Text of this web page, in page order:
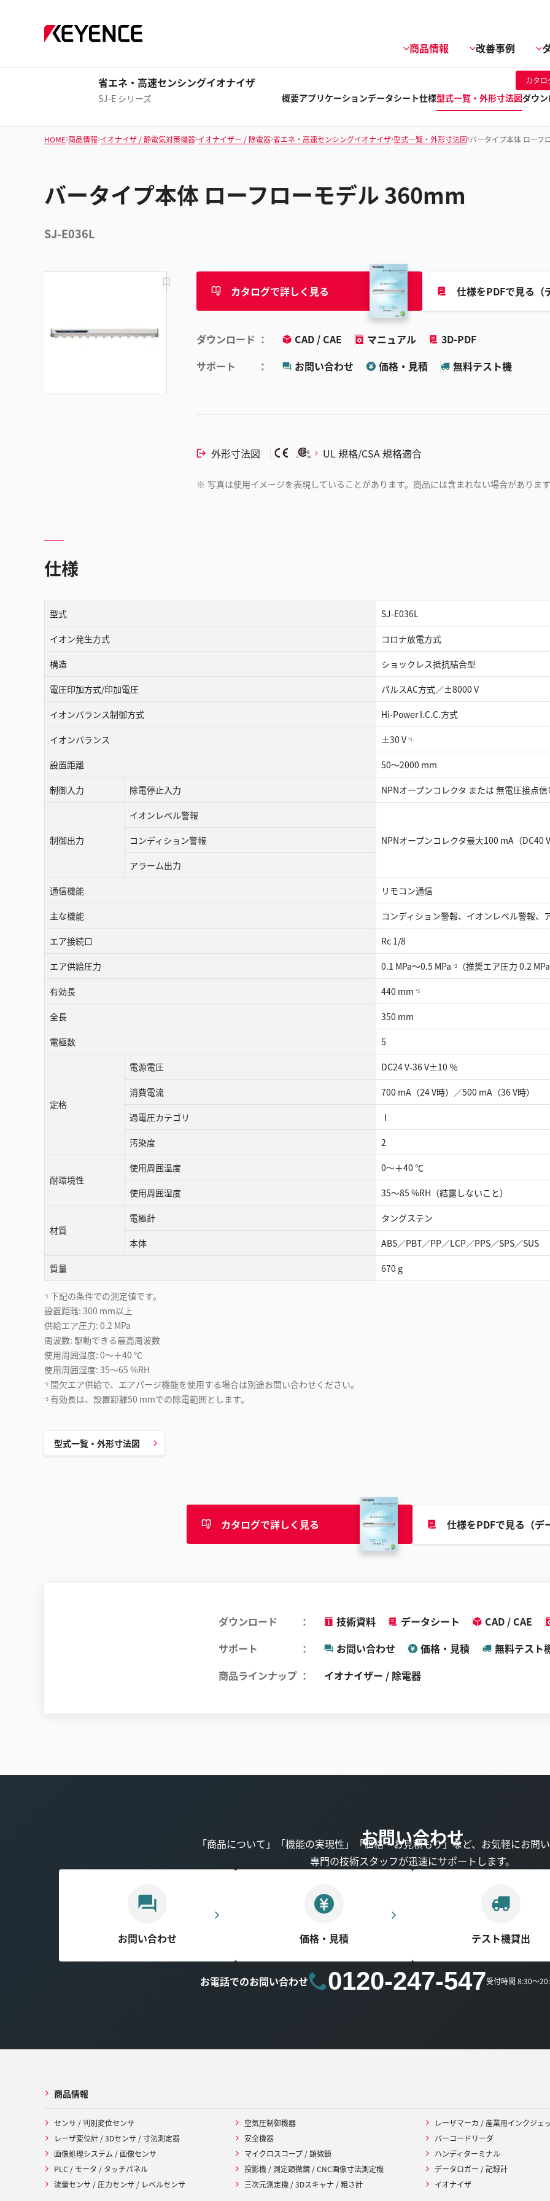
商品情報 改善事例
省エネ・高速センシングイオナイザ
SJ-E シリーズ
カタロ
概要アプリケーションデータシート仕様型式一覧・外形寸法図ダウ
HOME 商品情報 イオナイザ / 静電気対策機器 イオナイザー / 除電器 省エネ・高速センシングイオナイザ 型式一覧・外形寸法図 バータイプ本体 ローフ
バータイプ本体 ローフローモデル 360mm
SJ-E036L
カタログで詳しく見る 仕様をPDFで見る（
ダウンロード CAD / CAE マニュアル
3D-PDF
サポート
お問い合わせ 価格・見積 無料テスト機
外形寸法図 UL 規格/CSA 規格適合
※ 写真は使用イメージを表現していることがあります。商品には含まれない場合がありま
仕様
型式 SJ-E036L
イオン発生方式 コロナ放電方式
構造 ショックレス抵抗結合型
電圧印加方式/印加電圧 パルスAC方式／±8000 V
イオンバランス制御方式 Hi-Power I.C.C.方式
イオンバランス ±30 V *1
設置距離 50～2000 mm
制御入力 除電停止入力 NPNオープンコレクタ または 無電圧接点信
制御出力
イオンレベル警報
NPNオープンコレクタ最大100 mA（DC40
コンディション警報
アラーム出力
通信機能 リモコン通信
主な機能 コンディション警報、イオンレベル警報、
エア接続口 Rc 1/8
エア供給圧力 0.1 MPa〜0.5 MPa *2 （推奨エア圧力 0.2
有効長 440 mm *3
全長 350 mm
電極数 5
定格
電源電圧 DC24 V-36 V±10 ％
消費電流 700 mA（24 V時）／500 mA（36 V時）
過電圧カテゴリ Ⅰ
汚染度 2
耐環境性
使用周囲温度 0～＋40 ℃
使用周囲湿度 35～85 %RH（結露しないこと）
材質
電極針 タングステン
本体 ABS／PBT／PP／LCP／PPS／SPS／SUS
質量 670 g
*1 下記の条件での測定値です。
設置距離: 300 mm以上
供給エア圧力: 0.2 MPa
周波数: 駆動できる最高周波数
使用周囲温度: 0～＋40 ℃
使用周囲湿度: 35～65 %RH
*2 間欠エア供給で、エアパージ機能を使用する場合は別途お問い合わせください。
*3 有効長は、設置距離50 mmでの除電範囲とします。
型式一覧・外形寸法図
カタログで詳しく見る 仕様をPDFで見る（デ
ダウンロード 技術資料 データシート
CAD / CAE
サポート
お問い合わせ 価格・見積
無料テスト
商品ラインナップ
イオナイザー / 除電器
お問い合わせ
「商品について」「機能の実現性」「価格・お見積もり」など、お気軽にお問
専門の技術スタッフが迅速にサポートします。
お問い合わせ 価格・見積 テスト機貸出
お電話でのお問い合わせ 0120-247-547受付時間 8:30～
商品情報
センサ / 判別変位センサ
レーザ変位計 / 3Dセンサ / 寸法測定器
画像処理システム / 画像センサ
PLC / モータ / タッチパネル
流量センサ / 圧力センサ / レベルセンサ
空気圧制御機器
安全機器
マイクロスコープ / 顕微鏡
投影機 / 測定顕微鏡 / CNC画像寸法測定機
三次元測定機 / 3Dスキャナ / 粗さ計
レーザマーカ / 産業用インクジェ
バーコードリーダ
ハンディターミナル
データロガー / 記録計
イオナイザ